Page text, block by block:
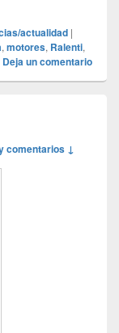
actualidad |
, motores, Ralenti,
Deja un comentario
comentarios ↓